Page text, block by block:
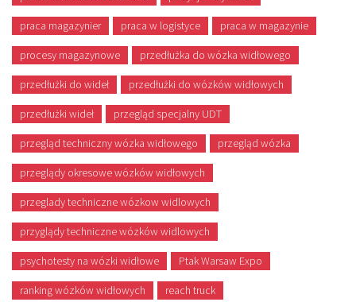
praca magazynier praca w logistyce praca w magazynie
procesy magazynowe przedłużka do wózka widłowego
przedłużki do wideł przedłużki do wózków widłowych
przedłużki wideł przegląd specjalny UDT
przegląd techniczny wózka widłowego przegląd wózka
przeglądy okresowe wózków widłowych
przeglady techniczne wózkow widlowych
przyglądy techniczne wózków widlowych
psychotesty na wózki widłowe Ptak Warsaw Expo
ranking wózków widłowych reach truck